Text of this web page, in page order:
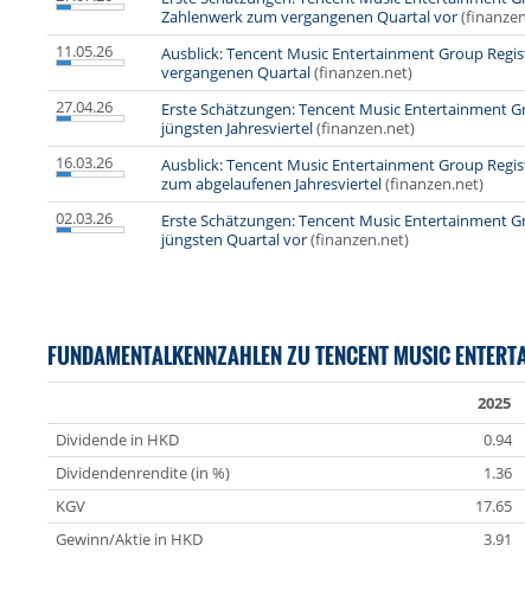
Zahlenwerk zum vergangenen Quartal vor
11.05.26
Ausblick: Tencent Music Entertainment Group
vergangenen Quartal(finanzen.net)
27.04.26
Erste Schätzungen: Tencent Music Entertainment
jüngsten Jahresviertel(finanzen.net)
16.03.26
Ausblick: Tencent Music Entertainment Group
zum abgelaufenen Jahresviertel(finanzen.net)
02.03.26
Erste Schätzungen: Tencent Music Entertainment
jüngsten Quartal vor(finanzen.net)
FUNDAMENTALKENNZAHLEN ZU TENCENT MUSIC
2025
Dividende in HKD
0.94
Dividendenrendite (in %)
1.36
KGV
17.65
Gewinn/Aktie in HKD
3.91